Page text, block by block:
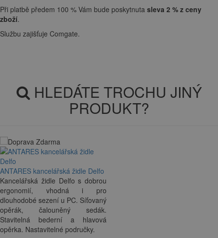
Při platbě předem 100 % Vám bude poskytnuta sleva 2 % z ceny
zboží.
Službu zajišťuje Comgate.
HLEDÁTE TROCHU JINÝ
PRODUKT?
ANTARES kancelářská židle Delfo
Kancelářská židle Delfo s dobrou
ergonomií, vhodná i pro
dlouhodobé sezení u PC. Síťovaný
opěrák, čalouněný sedák.
Stavitelná bederní a hlavová
opěrka. Nastavitelné područky.